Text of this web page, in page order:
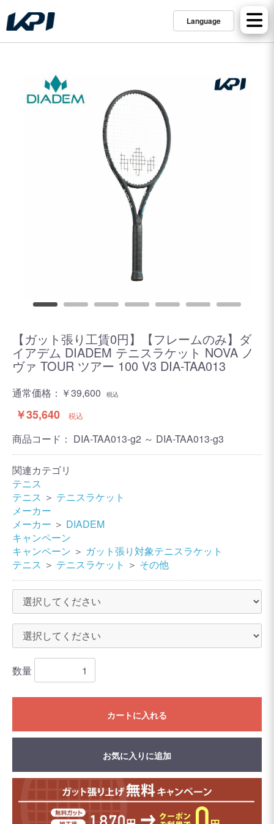
Language
【ガット張り工賃0円】【フレームのみ】ダ
イアデム DIADEM テニスラケット NOVA ノ
ヴァ TOUR ツアー 100 V3 DIA-TAA013
通常価格： ￥39,600 税込
￥35,640 税込
商品コード： DIA-TAA013-g2 ～ DIA-TAA013-g3
関連カテゴリ
テニス
テニス ＞ テニスラケット
メーカー
メーカー ＞ DIADEM
キャンペーン
キャンペーン ＞ ガット張り対象テニスラケット
テニス ＞ テニスラケット ＞ その他
数量
カートに入れる
お気に入りに追加